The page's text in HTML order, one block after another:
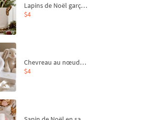
Lapins de Noël garçon et fille - 4 tailles
$4
Chevreau au nœud rouge – broderie machine, 4 tailles
$4